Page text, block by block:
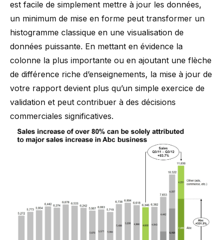
est facile de simplement mettre à jour les données,
un minimum de mise en forme peut transformer un
histogramme classique en une visualisation de
données puissante. En mettant en évidence la
colonne la plus importante ou en ajoutant une flèche
de différence riche d’enseignements, la mise à jour de
votre rapport devient plus qu’un simple exercice de
validation et peut contribuer à des décisions
commerciales significatives.